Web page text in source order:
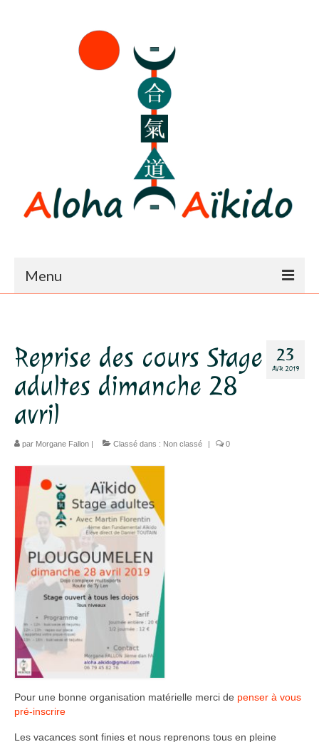
Menu
Horaires – Adresse
L’aïkido
Les Grades
Jo Suburi
Kata 31
Lexique
Stages
Agenda – Inscription
Inscription en ligne
23
AVR 2019
Reprise des cours Stage
adultes dimanche 28
avril
par Morgane Fallon | Classé dans : Non classé | 0
Pour une bonne organisation matérielle merci de penser à vous
pré-inscrire
Les vacances sont finies et nous reprenons tous en pleine